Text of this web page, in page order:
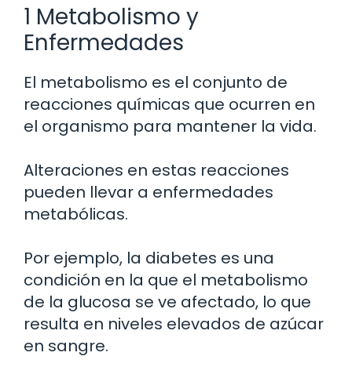
1 Metabolismo y
Enfermedades
El metabolismo es el conjunto de
reacciones químicas que ocurren en
el organismo para mantener la vida.
Alteraciones en estas reacciones
pueden llevar a enfermedades
metabólicas.
Por ejemplo, la diabetes es una
condición en la que el metabolismo
de la glucosa se ve afectado, lo que
resulta en niveles elevados de azúcar
en sangre.